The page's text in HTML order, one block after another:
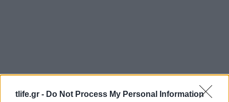
tlife.gr - Do Not Process My Personal Information